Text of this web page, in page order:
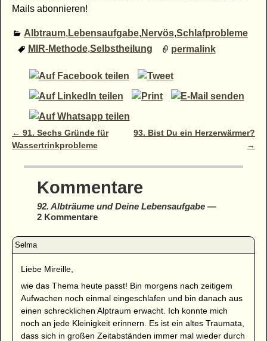
Mails abonnieren!
Albtraum, Lebensaufgabe, Nervös,Schlafprobleme
MIR-Methode,Selbstheilung permalink
Artikelnavigation
← 91. Sechs Gründe für
Wassertrinkprobleme
93. Bist Du ein Herzerwärmer?
→
Kommentare
92. Albträume und Deine Lebensaufgabe—
2 Kommentare
Liebe Mireille,
wie das Thema heute passt! Bin morgens nach zeitigem
Aufwachen noch einmal eingeschlafen und bin danach aus
einen schrecklichen Alptraum erwacht. Ich konnte mich
noch an jede Kleinigkeit erinnern. Es ist ein altes Traumata,
dass sich in großen Zeitabständen immer mal wieder durch